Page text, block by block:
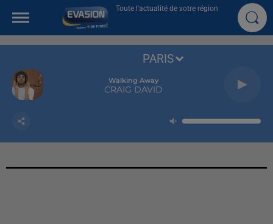
Toute l'actualité de votre région
Walking Away
CRAIG DAVID
PARIS